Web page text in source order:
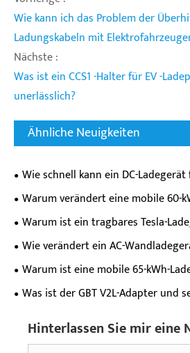
Wie kann ich das Problem der
Ladungskabeln mit
Nächste :
Was ist ein CCS1 -Halter für EV -
unerlässlich?
Ähnliche Neuigkeiten
Wie schnell kann ein DC-
die Batterie Ihres Elektroautos
Warum verändert eine mobile 60-
Flexibilität beim Laden von
Warum ist ein tragbares Tesla-
Elektrofahrzeuge für Besitzer
unverzichtbar?
Wie verändert ein AC-
Ladeerlebnis für Elektrofahrzeuge?
Warum ist eine mobile 65-kWh-
Straßenrettungsdienst für die
Elektrofahrzeuge unerlässlich?
Was ist der GBT V2L-Adapter und
Hinterlassen Sie mir eine